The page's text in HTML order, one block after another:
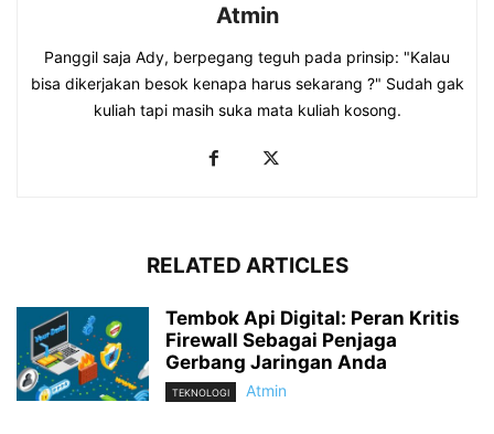
Atmin
Panggil saja Ady, berpegang teguh pada prinsip: "Kalau
bisa dikerjakan besok kenapa harus sekarang ?" Sudah gak
kuliah tapi masih suka mata kuliah kosong.
RELATED ARTICLES
Tembok Api Digital: Peran Kritis
Firewall Sebagai Penjaga
Gerbang Jaringan Anda
TEKNOLOGI Atmin